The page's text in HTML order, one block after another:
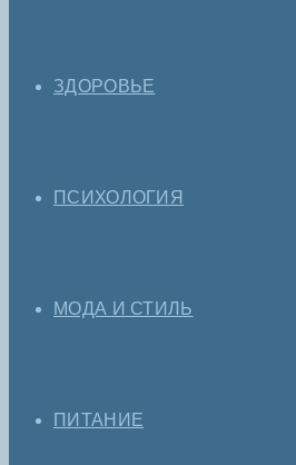
ЗДОРОВЬЕ
ПСИХОЛОГИЯ
МОДА И СТИЛЬ
ПИТАНИЕ